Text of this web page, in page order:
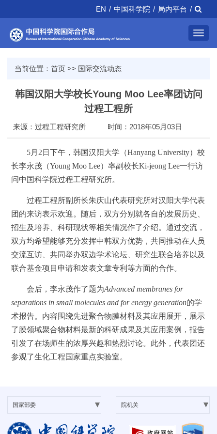
EN / 中国科学院 / 局内平台 /
当前位置： 首页 >> 国际交流动态
韩国汉阳大学校长Young Moo Lee率团访问
过程工程所
来源：过程工程研究所 时间：2018年05月03日
5月2日下午，韩国汉阳大学（Hanyang University）校
长李永茂（Young Moo Lee）率副校长Ki-jeong Lee一行访
问中国科学院过程工程研究所。
过程工程所副所长朱庆山代表研究所对汉阳大学代表
团的来访表示欢迎。随后，双方分别就各自的发展历史、
招生及培养、科研现状等相关情况作了介绍。通过交流，
双方均希望能够充分发挥中韩双方优势，共同推动在人员
交流互访、共同举办双边学术论坛、研究生联合培养以及
联合基金项目申请和发表文章专利等方面的合作。
会后，李永茂作了题为Advanced membranes for
separations in small molecules and for energy generation的学
术报告。内容围绕先进聚合物膜材料及其应用展开，展示
了膜领域聚合物材料最新的科研成果及其应用案例，报告
引发了在场师生的浓厚兴趣和热烈讨论。此外，代表团还
参观了生化工程国家重点实验室。